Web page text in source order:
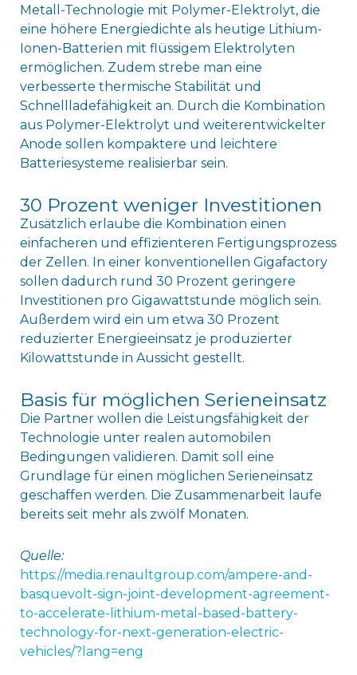
Metall-Technologie mit Polymer-Elektrolyt, die
eine höhere Energiedichte als heutige Lithium-
Ionen-Batterien mit flüssigem Elektrolyten
ermöglichen. Zudem strebe man eine
verbesserte thermische Stabilität und
Schnellladefähigkeit an. Durch die Kombination
aus Polymer-Elektrolyt und weiterentwickelter
Anode sollen kompaktere und leichtere
Batteriesysteme realisierbar sein.
30 Prozent weniger Investitionen
Zusätzlich erlaube die Kombination einen
einfacheren und effizienteren Fertigungsprozess
der Zellen. In einer konventionellen Gigafactory
sollen dadurch rund 30 Prozent geringere
Investitionen pro Gigawattstunde möglich sein.
Außerdem wird ein um etwa 30 Prozent
reduzierter Energieeinsatz je produzierter
Kilowattstunde in Aussicht gestellt.
Basis für möglichen Serieneinsatz
Die Partner wollen die Leistungsfähigkeit der
Technologie unter realen automobilen
Bedingungen validieren. Damit soll eine
Grundlage für einen möglichen Serieneinsatz
geschaffen werden. Die Zusammenarbeit laufe
bereits seit mehr als zwölf Monaten.
Quelle:
https://media.renaultgroup.com/ampere-and-
basquevolt-sign-joint-development-agreement-
to-accelerate-lithium-metal-based-battery-
technology-for-next-generation-electric-
vehicles/?lang=eng